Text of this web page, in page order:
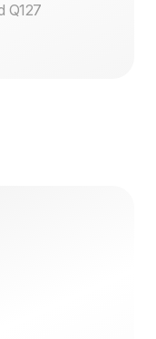
Q127